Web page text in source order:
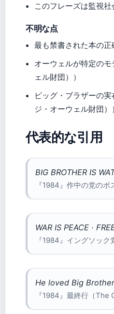
このフレーズは監視
不明な点
最も禁書された本の
オーウェルが特定の
ェル財団））
ビッグ・ブラザーの
ジ・オーウェル財団）
代表的な引用
BIG BROTHER IS
『1984』作中の党の
WAR IS PEACE ·
『1984』イングソッ
He loved Big
『1984』最終行（